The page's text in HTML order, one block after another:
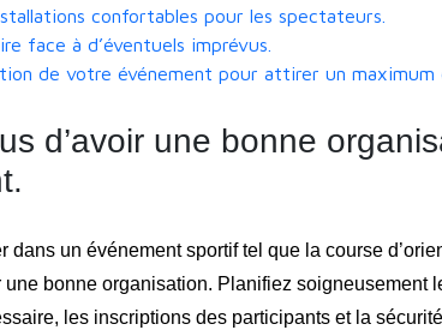
confortables pour les spectateurs.
face à d’éventuels imprévus.
de votre événement pour attirer un maximum
d’avoir une bonne
dans un événement sportif tel que la course
une bonne organisation. Planifiez soigneusement
les inscriptions des participants et la